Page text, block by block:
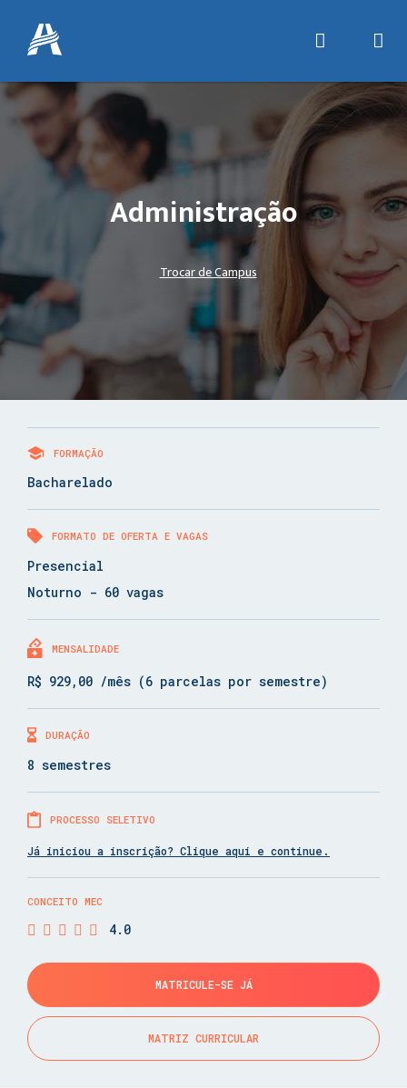
Administração
Trocar de Campus
FORMAÇÃO
Bacharelado
FORMATO DE OFERTA E VAGAS
Presencial
Noturno - 60 vagas
MENSALIDADE
R$ 929,00 /mês (6 parcelas por semestre)
DURAÇÃO
8 semestres
PROCESSO SELETIVO
Já iniciou a inscrição? Clique aqui e continue.
CONCEITO MEC
4.0
MATRICULE-SE JÁ
MATRIZ CURRICULAR